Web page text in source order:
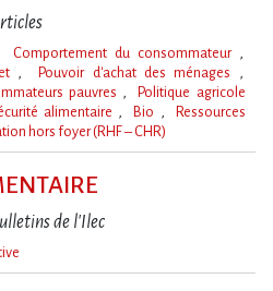
Comportement du consommateur
Pouvoir d'achat des ménages
pauvres
Politique agricole
alimentaire Bio
Ressources
hors foyer (RHF – CHR)
de l'Ilec